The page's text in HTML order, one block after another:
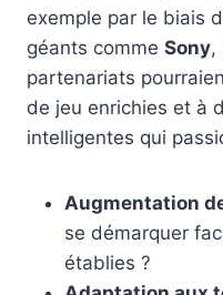
exemple par le biais
géants comme Sony,
partenariats
de jeu enrichies et à
intelligentes qui
Augmentation
se démarquer
établies ?